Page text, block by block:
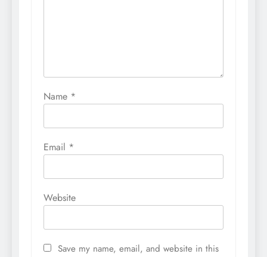
Name *
Email *
Website
Save my name, email, and website in this